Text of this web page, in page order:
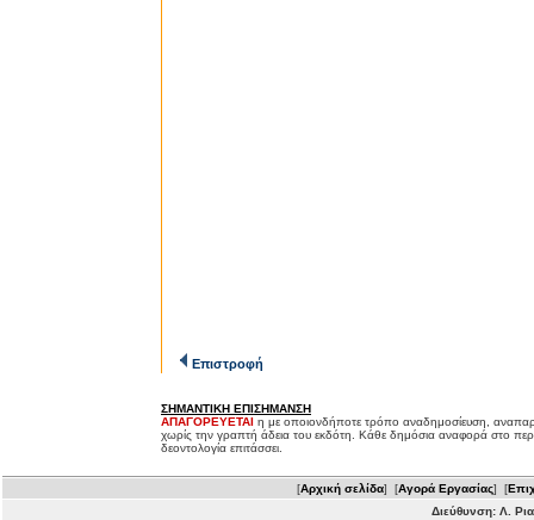
Επιστροφή
ΣΗΜΑΝΤΙΚΗ ΕΠΙΣΗΜΑΝΣΗ
ΑΠΑΓΟΡΕΥΕΤΑΙ η με οποιονδήποτε τρόπο αναδημοσίευση,
χωρίς την γραπτή άδεια του εκδότη. Κάθε δημόσια αναφορά στο
δεοντολογία επιτάσσει.
[Αρχική σελίδα] [Αγορά Εργασίας] [
Διεύθυνση: Λ.